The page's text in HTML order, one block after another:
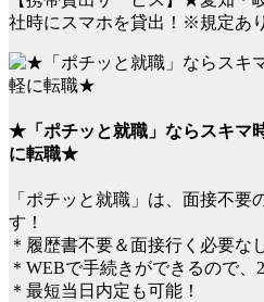
社時にスマホを貸出！※規定あり
★「ポチッと就職」ならスキマ
に転職★
「ポチッと就職」は、面接不
す！
＊履歴書不要＆面接行く必要な
＊WEBで手続きができるので、
＊最短当日内定も可能！